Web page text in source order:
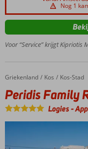
Ruime
en
suites
entertainment
Nog 1
Voor “Service” krijgt Kipriotis
Home
Griekenland Kos Kos-Stad
Peridis Family Resort
Peridis Family
Logies-